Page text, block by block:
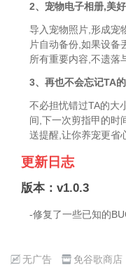
2、宠物电子相册,美
导入宠物照片,形成宠
片自动备份,如果设备
所有重要内容,不遗落
3、再也不会忘记TA
不必担忧错过TA的大
间,下一次剪指甲的时
送提醒,让你养宠更省
更新日志
版本：v1.0.3
-修复了一些已知的
无广告 免谷歌商店